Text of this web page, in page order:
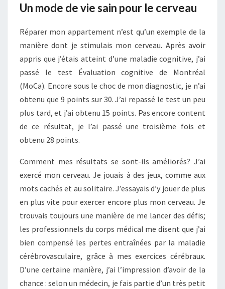
Un mode de vie sain pour le cerveau
Réparer mon appartement n’est qu’un exemple de la
manière dont je stimulais mon cerveau. Après avoir
appris que j’étais atteint d’une maladie cognitive, j’ai
passé le test Évaluation cognitive de Montréal
(MoCa). Encore sous le choc de mon diagnostic, je n’ai
obtenu que 9 points sur 30. J’ai repassé le test un peu
plus tard, et j’ai obtenu 15 points. Pas encore content
de ce résultat, je l’ai passé une troisième fois et
obtenu 28 points.
Comment mes résultats se sont-ils améliorés? J’ai
exercé mon cerveau. Je jouais à des jeux, comme aux
mots cachés et au solitaire. J’essayais d’y jouer de plus
en plus vite pour exercer encore plus mon cerveau. Je
trouvais toujours une manière de me lancer des défis;
les professionnels du corps médical me disent que j’ai
bien compensé les pertes entraînées par la maladie
cérébrovasculaire, grâce à mes exercices cérébraux.
D’une certaine manière, j’ai l’impression d’avoir de la
chance : selon un médecin, je fais partie d’un très petit